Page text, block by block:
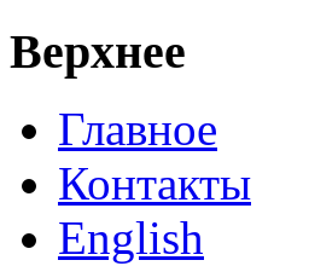
Верхнее
Главное
Контакты
English